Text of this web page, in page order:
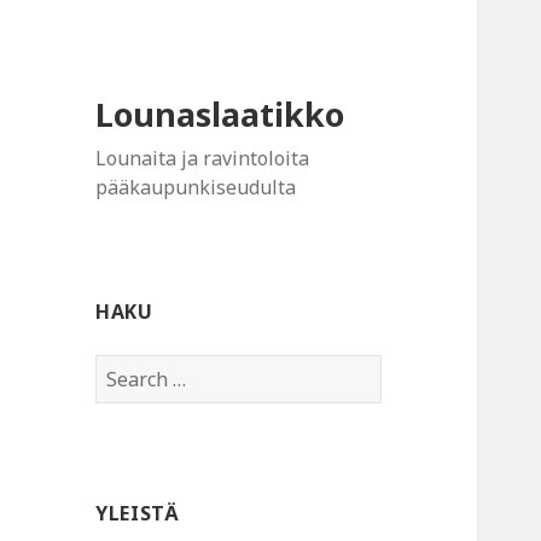
Lounaslaatikko
Lounaita ja ravintoloita
pääkaupunkiseudulta
HAKU
Search
for:
YLEISTÄ